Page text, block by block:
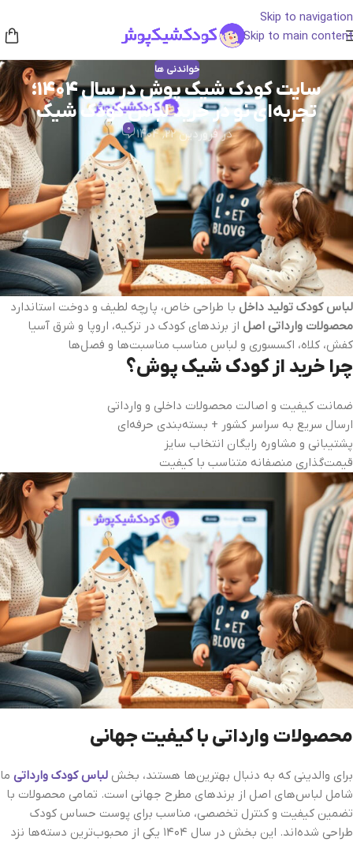
Skip to navigation
Skip to main content
خواندنی ها
سایت کودک شیک‌ پوش در سال 1404؛
تجربه‌ای نو در خرید لباس کودک شیک
در فروردین 22, 1404 0
در سال‌های اخیر، دغدغه‌ی والدین برای خرید لباس کودک بیشتر از قبل
شده است. آن‌ها به دنبال لباسی هستند که همشیک و زیبا
باشد، هم
راحت و بادوام
. «کودک شیک‌ پوش» در سال 1404 با ارائه‌ی مجموعه‌ای
متنوع از لباس‌های کودک ایرانی و وارداتی، انتخاب اول خانواده‌های
خوش‌سلیقه شده است.
تنوع محصولات کودک شیک‌ پوش
لباس کودک تولید داخل با طراحی خاص، پارچه لطیف و دوخت استاندارد
محصولات وارداتی اصل از برندهای کودک در ترکیه، اروپا و شرق آسیا
کفش، کلاه، اکسسوری و لباس مناسب مناسبت‌ها و فصل‌ها
چرا خرید از کودک شیک‌ پوش؟
ضمانت کیفیت و اصالت محصولات داخلی و وارداتی
ارسال سریع به سراسر کشور + بسته‌بندی حرفه‌ای
پشتیبانی و مشاوره رایگان انتخاب سایز
قیمت‌گذاری منصفانه متناسب با کیفیت
محصولات وارداتی با کیفیت جهانی
برای والدینی که به دنبال بهترین‌ها هستند، بخش لباس کودک وارداتی ما
شامل لباس‌های اصل از برندهای مطرح جهانی است. تمامی محصولات با
تضمین کیفیت و کنترل تخصصی، مناسب برای پوست حساس کودک
طراحی شده‌اند. این بخش در سال ۱۴۰۴ یکی از محبوب‌ترین دسته‌ها نزد